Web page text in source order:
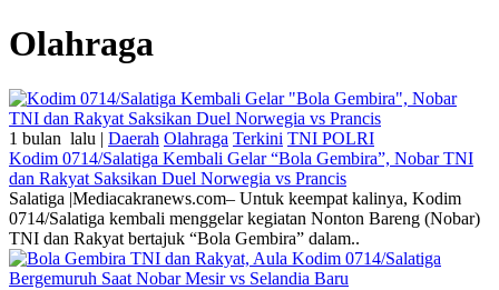
Olahraga
1 bulan lalu | Daerah Olahraga Terkini TNI POLRI
Kodim 0714/Salatiga Kembali Gelar “Bola Gembira”, Nobar TNI
dan Rakyat Saksikan Duel Norwegia vs Prancis
Salatiga |Mediacakranews.com– Untuk keempat kalinya, Kodim
0714/Salatiga kembali menggelar kegiatan Nonton Bareng (Nobar)
TNI dan Rakyat bertajuk “Bola Gembira” dalam..